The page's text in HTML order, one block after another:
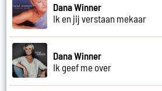
Dana Winner
Ik en jij verstaan mekaar
Dana Winner
Ik geef me over